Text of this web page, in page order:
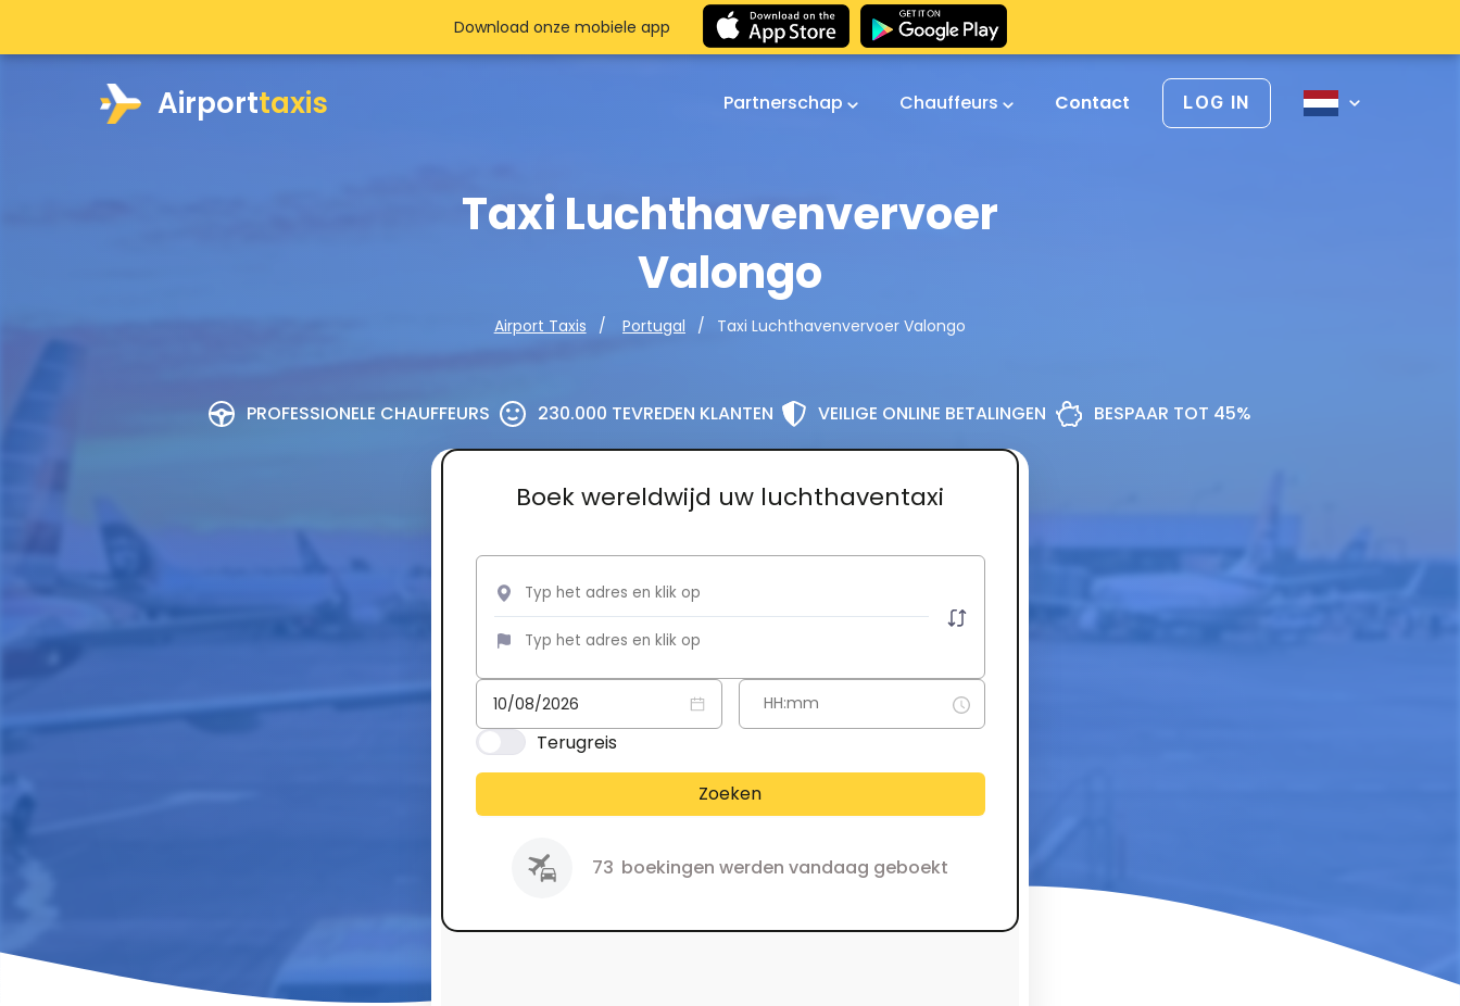
Airporttaxis Partnerschap Chauffeurs Contact LOG IN
Taxi Luchthavenvervoer
Valongo
Airport Taxis Portugal Taxi Luchthavenvervoer Valongo
PROFESSIONELE CHAUFFEURS 230.000 TEVREDEN KLANTEN VEILIGE ONLINE BETALINGEN BESPAAR TOT 45%
Boek wereldwijd uw luchthaventaxi
Terugreis
Zoeken
73 boekingen werden vandaag geboekt
Download onze mobiele app